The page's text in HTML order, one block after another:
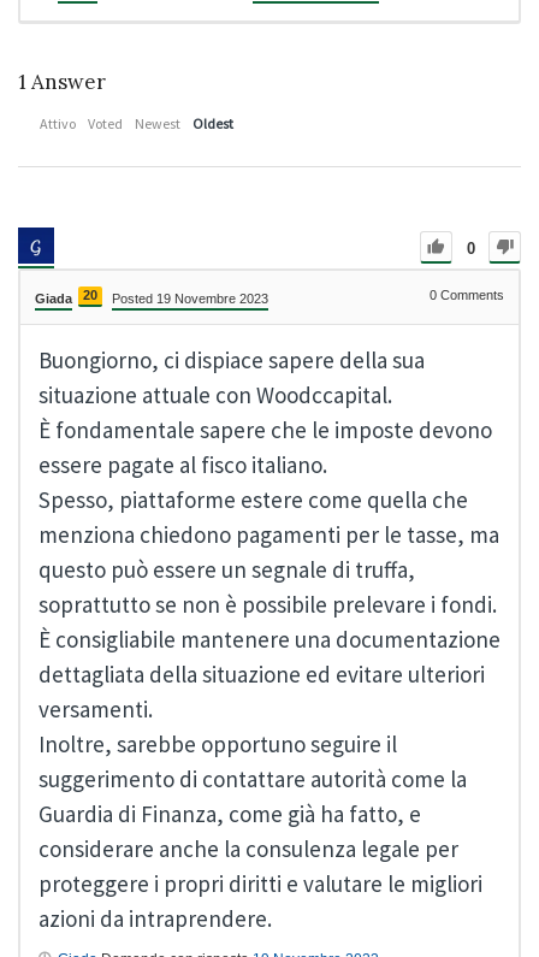
1 Answer
Attivo Voted Newest Oldest
0
Giada 20 Posted 19 Novembre 2023 0 Comments
Buongiorno, ci dispiace sapere della sua
situazione attuale con Woodccapital.
È fondamentale sapere che le imposte devono
essere pagate al fisco italiano.
Spesso, piattaforme estere come quella che
menziona chiedono pagamenti per le tasse, ma
questo può essere un segnale di truffa,
soprattutto se non è possibile prelevare i fondi.
È consigliabile mantenere una documentazione
dettagliata della situazione ed evitare ulteriori
versamenti.
Inoltre, sarebbe opportuno seguire il
suggerimento di contattare autorità come la
Guardia di Finanza, come già ha fatto, e
considerare anche la consulenza legale per
proteggere i propri diritti e valutare le migliori
azioni da intraprendere.